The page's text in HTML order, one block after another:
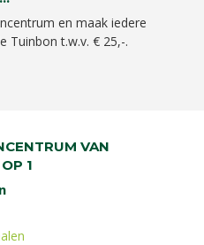
en maak iedere
Tuinbon t.w.v. € 25,-.
VAN
1